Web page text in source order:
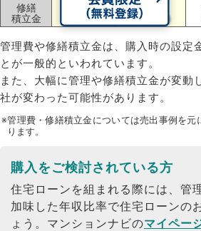
修繕
積立金
ー
+182円
（+100%）
管理費や修繕積立金は、購入時の設定
とが一般的といわれています。
また、大幅に管理や修繕積立金が変動
社が変わった可能性があります。
※管理費・修繕積立金については売出事例を元
ります。
購入をご検討されている方
住宅ローンを組まれる際には、管
加味した年収比率で住宅ローンの
ょう。 マンションナビのマイペー